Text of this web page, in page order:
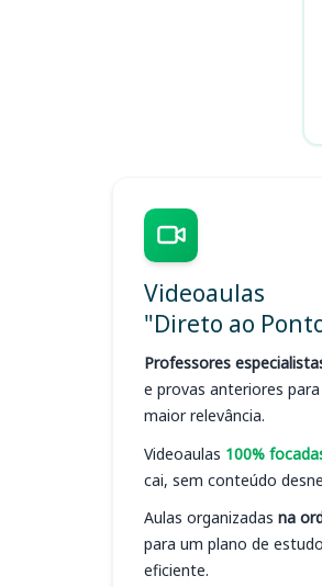
Videoaulas
"Direto ao
Professores
e provas anteriores
maior relevância.
Videoaulas 100%
cai, sem conteúdo
Aulas organizadas na
para um plano de
eficiente.